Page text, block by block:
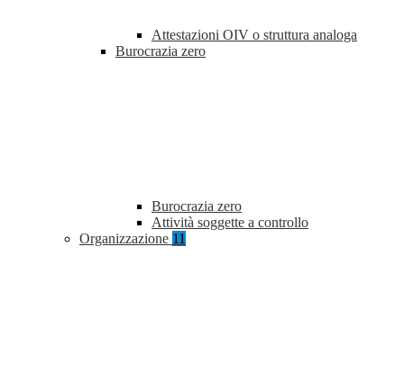
Attestazioni OIV o struttura analoga
Burocrazia zero
Burocrazia zero
Attività soggette a controllo
Organizzazione 11